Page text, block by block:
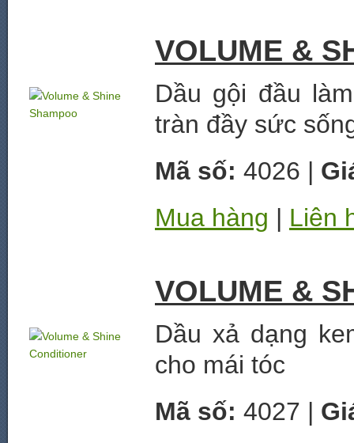
VOLUME &
Dầu gội đầu
tràn đầy sức
Mã số: 4026 |
Mua hàng | Liên
VOLUME &
Dầu xả dạng
cho mái tóc
Mã số: 4027 |